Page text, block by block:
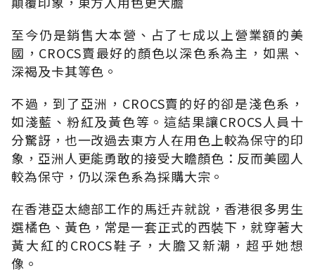
至今仍是銷售大本營、占了七成以上營業額的美
國，CROCS賣最好的顏色以深色系為主，如黑、
深褐及卡其等色。
不過，到了亞洲，CROCS賣的好的卻是淺色系，
如淺藍、粉紅及黃色等。這結果讓CROCS人員十
分驚訝，也一改過去東方人在用色上較為保守的印
象，亞洲人更能勇敢的接受大瞻顏色：反而美國人
較為保守，仍以深色系為採購大宗。
在香港亞太總部工作的馬迁卉就說，香港很多男生
選橘色、黃色，常是一套正式的西裝下，就穿著大
黃大紅的CROCS鞋子，大膽又新潮，超乎她想
像。